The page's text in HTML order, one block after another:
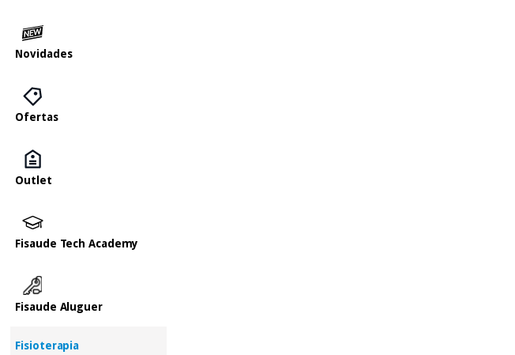
Novidades
Ofertas
Outlet
Fisaude Tech Academy
Fisaude Aluguer
Fisioterapia